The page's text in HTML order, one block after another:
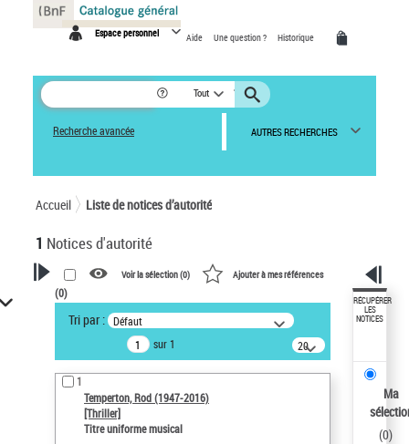
Espace personnel Aide Une question ? Historique
Tout
Recherche avancée AUTRES RECHERCHES
Accueil Liste de notices d’autorité
1 Notices d'autorité
VOTRE RECHERCHE
Recherche avancée dans les
notices d’autorité
Œuvres liées à l'auteur :
Temperton, Rod (1947-2016)
Auteur d’œuvre
Voir la sélection (0) Ajouter à mes références
(0)
Tri par : Défaut
sur 1
20
résultats/page
1
Temperton, Rod (1947-2016)
[Thriller]
Titre uniforme musical
RÉCUPÉRER
LES
NOTICES
Ma
(0)
Panneau de gestion des cookies